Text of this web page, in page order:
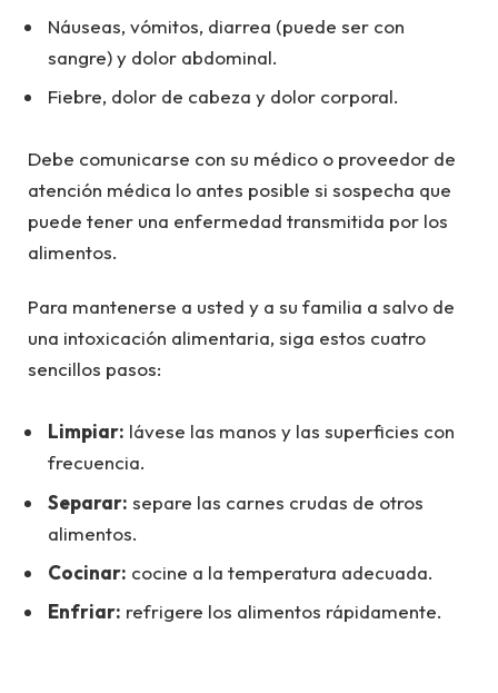
Náuseas, vómitos, diarrea (puede ser con
sangre) y dolor abdominal.
Fiebre, dolor de cabeza y dolor corporal.
Debe comunicarse con su médico o proveedor de
atención médica lo antes posible si sospecha que
puede tener una enfermedad transmitida por los
alimentos.
Para mantenerse a usted y a su familia a salvo de
una intoxicación alimentaria, siga estos cuatro
sencillos pasos:
Limpiar: lávese las manos y las superficies con
frecuencia.
Separar: separe las carnes crudas de otros
alimentos.
Cocinar: cocine a la temperatura adecuada.
Enfriar: refrigere los alimentos rápidamente.